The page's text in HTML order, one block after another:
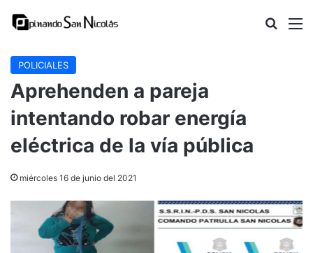
Buscar
POLICIALES
Aprehenden a pareja
intentando robar energía
eléctrica de la vía pública
miércoles 16 de junio del 2021